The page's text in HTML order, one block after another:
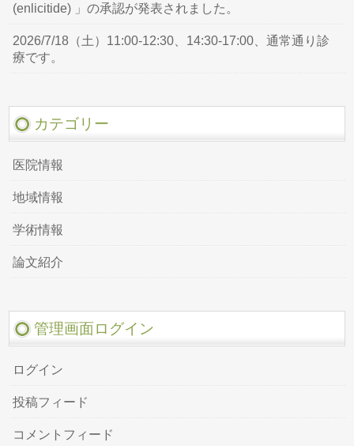
(enlicitide) 」の承認が発表されました。
2026/7/18（土）11:00-12:30、14:30-17:00、通常通り診
療です。
カテゴリー
医院情報
地域情報
学術情報
論文紹介
管理画面ログイン
ログイン
投稿フィード
コメントフィード